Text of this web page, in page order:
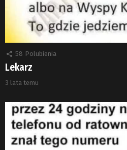
58 Polubienia
Lekarz
3 lata temu